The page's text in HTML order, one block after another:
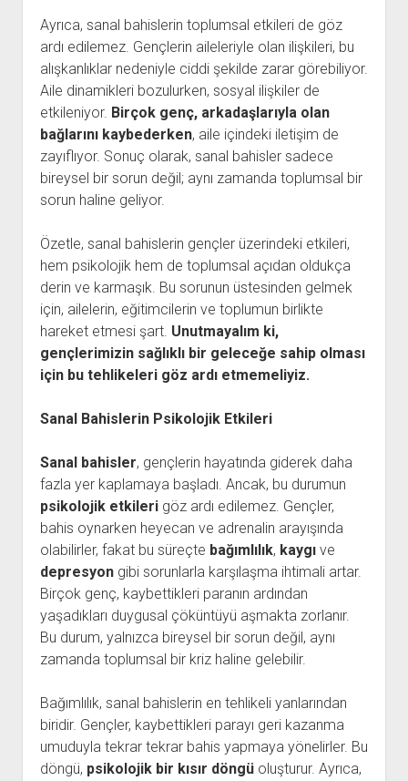
Ayrıca, sanal bahislerin toplumsal etkileri de göz
ardı edilemez. Gençlerin aileleriyle olan ilişkileri, bu
alışkanlıklar nedeniyle ciddi şekilde zarar görebiliyor.
Aile dinamikleri bozulurken, sosyal ilişkiler de
etkileniyor. Birçok genç, arkadaşlarıyla olan
bağlarını kaybederken, aile içindeki iletişim de
zayıflıyor. Sonuç olarak, sanal bahisler sadece
bireysel bir sorun değil; aynı zamanda toplumsal bir
sorun haline geliyor.
Özetle, sanal bahislerin gençler üzerindeki etkileri,
hem psikolojik hem de toplumsal açıdan oldukça
derin ve karmaşık. Bu sorunun üstesinden gelmek
için, ailelerin, eğitimcilerin ve toplumun birlikte
hareket etmesi şart. Unutmayalım ki,
gençlerimizin sağlıklı bir geleceğe sahip olması
için bu tehlikeleri göz ardı etmemeliyiz.
Sanal Bahislerin Psikolojik Etkileri
Sanal bahisler, gençlerin hayatında giderek daha
fazla yer kaplamaya başladı. Ancak, bu durumun
psikolojik etkilerigöz ardı edilemez. Gençler,
bahis oynarken heyecan ve adrenalin arayışında
olabilirler, fakat bu süreçte bağımlılık, kaygıve
depresyongibi sorunlarla karşılaşma ihtimali artar.
Birçok genç, kaybettikleri paranın ardından
yaşadıkları duygusal çöküntüyü aşmakta zorlanır.
Bu durum, yalnızca bireysel bir sorun değil, aynı
zamanda toplumsal bir kriz haline gelebilir.
Bağımlılık, sanal bahislerin en tehlikeli yanlarından
biridir. Gençler, kaybettikleri parayı geri kazanma
umuduyla tekrar tekrar bahis yapmaya yönelirler. Bu
döngü, psikolojik bir kısır döngüoluşturur. Ayrıca,